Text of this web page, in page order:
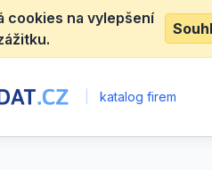
cookies na vylepšení
katalog firem